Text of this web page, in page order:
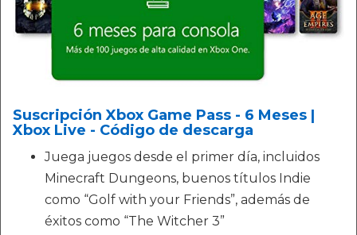
Suscripción Xbox Game Pass - 6 Meses |
Xbox Live - Código de descarga
Juega juegos desde el primer día, incluidos
Minecraft Dungeons, buenos títulos Indie
como “Golf with your Friends”, además de
éxitos como “The Witcher 3”